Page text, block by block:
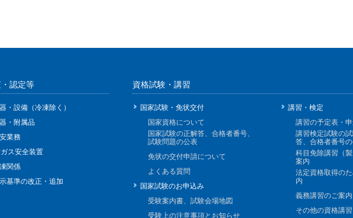
認定等
・設備（冷凍除く）
・附属品
業務
ス安全装置
関係
基準の改正・追加
資格試験・講習
国家試験・免状交付
国家資格について
国家試験の正解答、合格者番号、
試験問題の公表
免状の交付申請について
よくある質問
国家試験のお申込み
受験案内書、試験会場地図
受験上の注意事項とお知らせ
講習・検定
講習の予定表・
講習検定試験の
答、合格者番号
科目免除講習（
案内
法定資格取得の
内
義務講習のご案内
その他の資格講習